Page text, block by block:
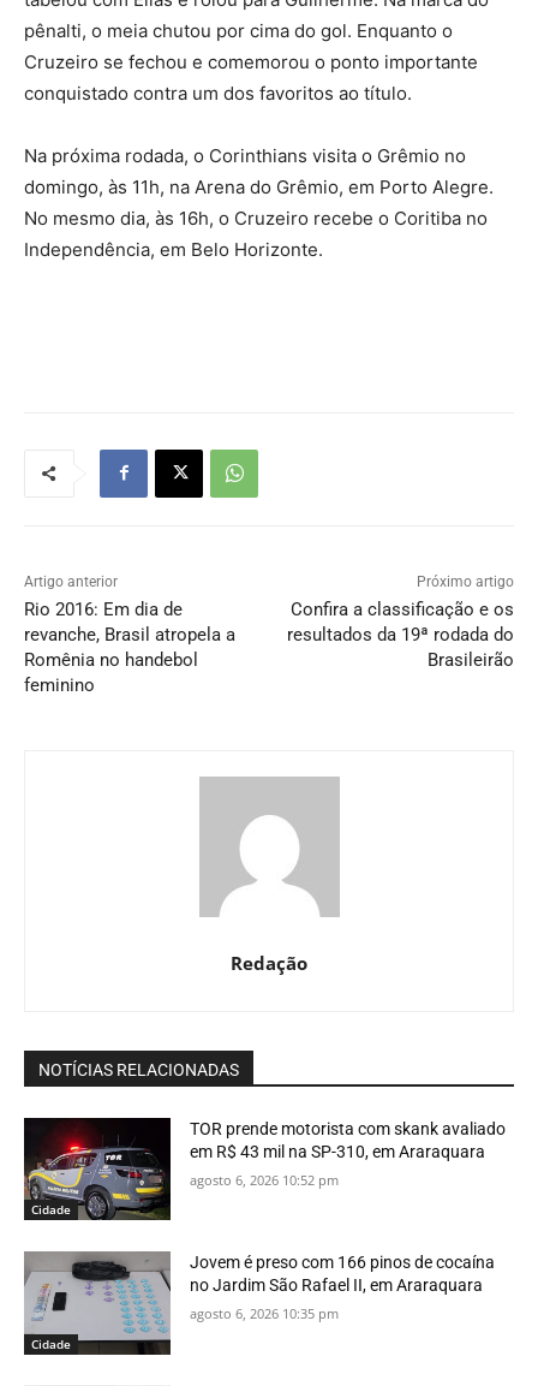
pênalti, o meia chutou por cima do gol. Enquanto o
Cruzeiro se fechou e comemorou o ponto importante
conquistado contra um dos favoritos ao título.
Na próxima rodada, o Corinthians visita o Grêmio no
domingo, às 11h, na Arena do Grêmio, em Porto Alegre.
No mesmo dia, às 16h, o Cruzeiro recebe o Coritiba no
Independência, em Belo Horizonte.
Artigo anterior
Rio 2016: Em dia de
revanche, Brasil atropela a
Romênia no handebol
feminino
Próximo artigo
Confira a classificação e os
resultados da 19ª rodada do
Brasileirão
Redação
NOTÍCIAS RELACIONADAS
Cidade
TOR prende motorista com skank avaliado
em R$ 43 mil na SP-310, em Araraquara
agosto 6, 2026 10:52 pm
Cidade
Jovem é preso com 166 pinos de cocaína
no Jardim São Rafael II, em Araraquara
agosto 6, 2026 10:35 pm